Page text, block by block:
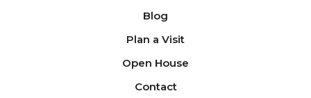
Blog
Plan a Visit
Open House
Contact